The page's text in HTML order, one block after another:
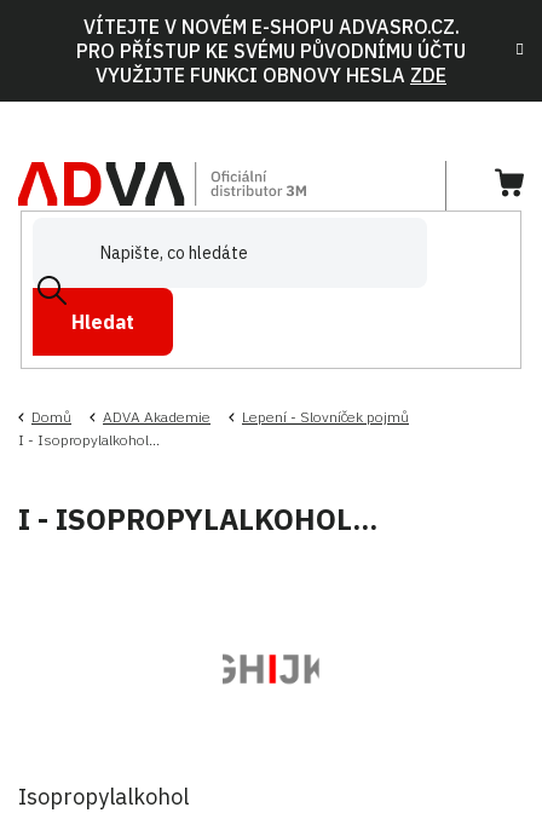
VÍTEJTE V NOVÉM E-SHOPU ADVASRO.CZ.
PRO PŘÍSTUP KE SVÉMU PŮVODNÍMU ÚČTU
VYUŽIJTE FUNKCI OBNOVY HESLA ZDE
Hledat
Domů ADVA Akademie
Lepení - Slovníček pojmů
I - Isopropylalkohol...
I - ISOPROPYLALKOHOL...
Isopropylalkohol